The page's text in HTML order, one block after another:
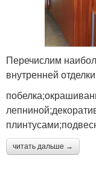
Перечислим
внутренней
читать дальше →